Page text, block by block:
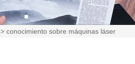
>conocimiento sobre máquinas láser